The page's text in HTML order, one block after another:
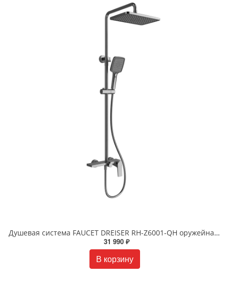
Душевая система FAUCET DREISER RH-Z6001-QH оружейная сталь
31 990 ₽
В корзину